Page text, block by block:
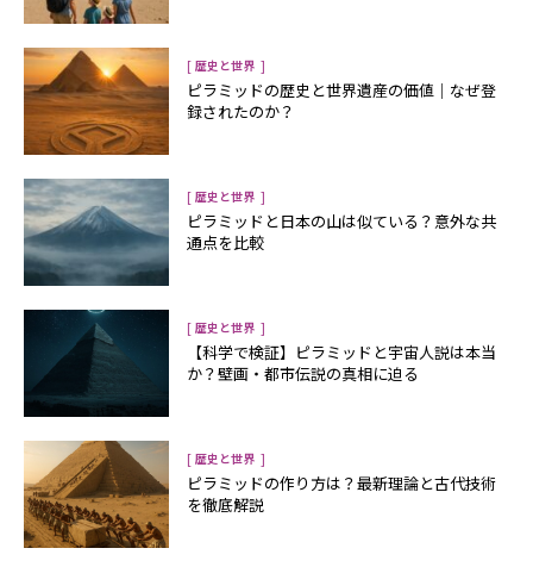
[ 歴史と世界 ]
ピラミッドの歴史と世界遺産の価値｜なぜ登
録されたのか？
[ 歴史と世界 ]
ピラミッドと日本の山は似ている？意外な共
通点を比較
[ 歴史と世界 ]
【科学で検証】ピラミッドと宇宙人説は本当
か？壁画・都市伝説の真相に迫る
[ 歴史と世界 ]
ピラミッドの作り方は？最新理論と古代技術
を徹底解説